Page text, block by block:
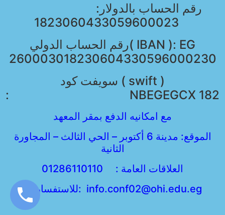
رقم الحساب بالدولار:
رقم الحساب الدولي( IBAN ): EG
260003018230604330596000230
سويفت كود ( swift )
: NBEGEGCX 182
الموقع: مدينة 6 أكتوبر – الحي الثالث – المجاورة
الثانية
العلاقات العامة : 01286110110
للاستفسارات: info.conf02@ohi.edu.eg